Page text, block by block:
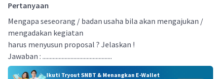
Pertanyaan
Mengapa seseorang / badan usaha bila akan mengajukan /
mengadakan kegiatan
harus menyusun proposal ? Jelaskan !
Jawaban : ...............................................
Ikuti Tryout SNBT & Menangkan E-Wallet